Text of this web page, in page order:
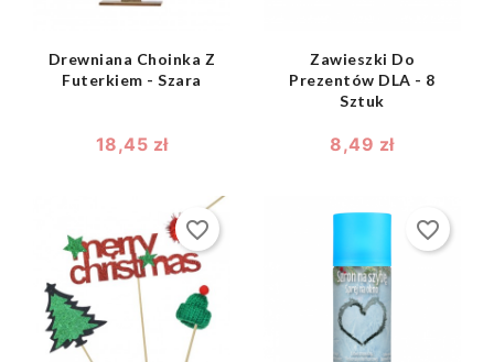
Drewniana Choinka Z
Futerkiem - Szara
18,45 zł
Zawieszki Do
Prezentów DLA - 8
Sztuk
8,49 zł
shopping_bag
favorite_border
shopping_bag 
favorite_border